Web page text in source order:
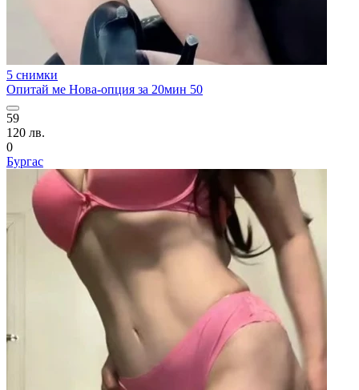
5 снимки
Опитай ме Нова-опция за 20мин 50
59
120 лв.
0
Бургас